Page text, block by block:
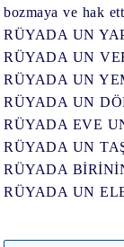
bozmaya ve hak
RÜYADA UN
RÜYADA UN
RÜYADA UN
RÜYADA UN
RÜYADA EVE
RÜYADA UN
RÜYADA
RÜYADA UN